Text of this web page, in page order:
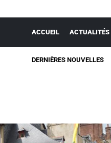
ACCUEIL ACTUALITÉS
DERNIÈRES NOUVELLES